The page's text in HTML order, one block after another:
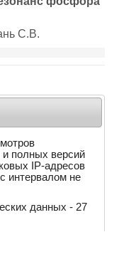
С.В.
и полных версий
IP-адресов
интервалом не
данных - 27